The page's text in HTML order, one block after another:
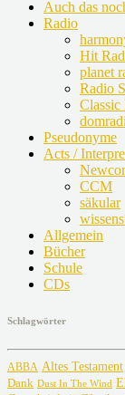
Auch das
Radio
Hit
planet
Radio
Pseudonyme
Acts /
CCM
säkular
Allgemein
Bücher
Schule
CDs
Schlagwörter
ABBA Altes Testament
Dank Dust In The Wind